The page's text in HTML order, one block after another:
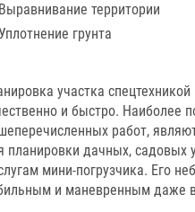
Выравнивание территории
Уплотнение грунта
участка
и быстро. Наиболее
работ,
планировки дачных, садовых
мини-погрузчика. Его
и маневренным даже в